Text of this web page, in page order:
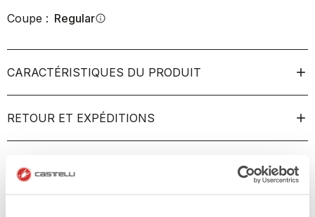
Coupe : Regularinfo
CARACTÉRISTIQUES DU PRODUIT
RETOUR ET EXPÉDITIONS